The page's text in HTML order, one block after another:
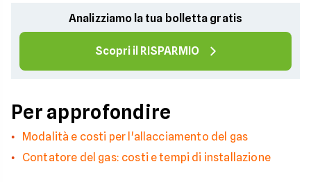
Analizziamo la tua bolletta gratis
Scopri il RISPARMIO
Per approfondire
Modalità e costi per l'allacciamento del gas
Contatore del gas: costi e tempi di installazione